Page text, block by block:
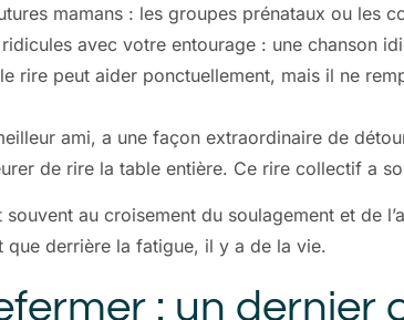
mamans : les groupes prénataux ou les
avec votre entourage : une chanson
rire peut aider ponctuellement, mais il ne
ami, a une façon extraordinaire de
de rire la table entière. Ce rire collectif a
au croisement du soulagement et de
que derrière la fatigue, il y a de la vie.
: un dernier